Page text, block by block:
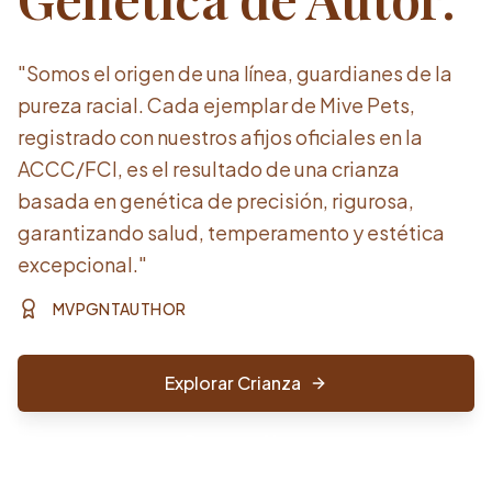
"Somos el origen de una línea, guardianes de la
pureza racial. Cada ejemplar de Mive Pets,
registrado con nuestros afijos oficiales en la
ACCC/FCI, es el resultado de una crianza
basada en genética de precisión, rigurosa,
garantizando salud, temperamento y estética
excepcional."
MVPGNTAUTHOR
Explorar Crianza